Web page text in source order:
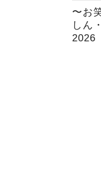
〜お
しん
2026